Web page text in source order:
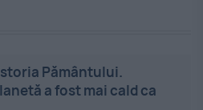
Pământului.
a fost mai cald ca